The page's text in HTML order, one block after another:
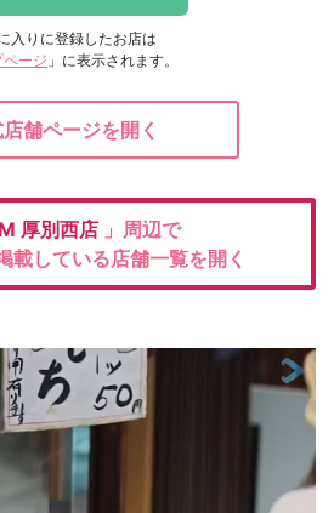
入りに登録したお店は
ページ 」に表示されます。
舗ページを開く
厚別西店 」周辺で
載している店舗一覧を開く